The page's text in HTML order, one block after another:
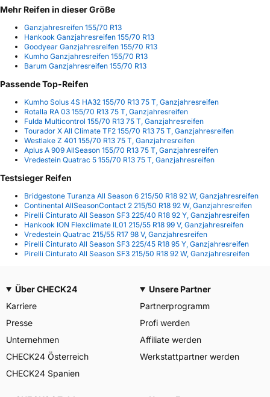
Mehr Reifen in dieser Größe
Ganzjahresreifen 155/70 R13
Hankook Ganzjahresreifen 155/70 R13
Goodyear Ganzjahresreifen 155/70 R13
Kumho Ganzjahresreifen 155/70 R13
Barum Ganzjahresreifen 155/70 R13
Passende Top-Reifen
Kumho Solus 4S HA32 155/70 R13 75 T, Ganzjahresreifen
Rotalla RA 03 155/70 R13 75 T, Ganzjahresreifen
Fulda Multicontrol 155/70 R13 75 T, Ganzjahresreifen
Tourador X All Climate TF2 155/70 R13 75 T, Ganzjahresreifen
Westlake Z 401 155/70 R13 75 T, Ganzjahresreifen
Aplus A 909 AllSeason 155/70 R13 75 T, Ganzjahresreifen
Vredestein Quatrac 5 155/70 R13 75 T, Ganzjahresreifen
Testsieger Reifen
Bridgestone Turanza All Season 6 215/50 R18 92 W, Ganzjahresreifen
Continental AllSeasonContact 2 215/50 R18 92 W, Ganzjahresreifen
Pirelli Cinturato All Season SF3 225/40 R18 92 Y, Ganzjahresreifen
Hankook ION Flexclimate IL01 215/55 R18 99 V, Ganzjahresreifen
Vredestein Quatrac 215/55 R17 98 V, Ganzjahresreifen
Pirelli Cinturato All Season SF3 225/45 R18 95 Y, Ganzjahresreifen
Pirelli Cinturato All Season SF3 215/50 R18 92 W, Ganzjahresreifen
Über CHECK24
Karriere
Presse
Unternehmen
CHECK24 Österreich
CHECK24 Spanien
Unsere Partner
Partnerprogramm
Profi werden
Affiliate werden
Werkstattpartner werden